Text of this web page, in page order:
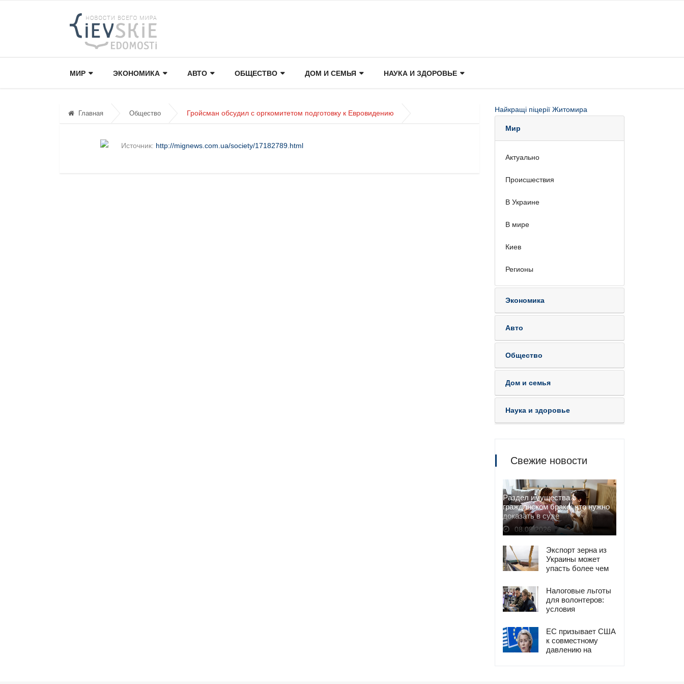
МИР ЭКОНОМИКА АВТО ОБЩЕСТВО ДОМ И СЕМЬЯ НАУКА И ЗДОРОВЬЕ
Главная Общество Гройсман обсудил с оргкомитетом подготовку к Евровидению
Источник: http://mignews.com.ua/society/17182789.html
Найкращі піцерії Житомира
Мир
Актуально
Происшествия
В Украине
В мире
Киев
Регионы
Экономика
Авто
Общество
Дом и семья
Наука и здоровье
Свежие новости
Раздел имущества в
гражданском браке: что нужно
доказать в суде
08.08.2026
Экспорт зерна из
Украины может
упасть более чем
РФ
Налоговые льготы
для волонтеров:
условия
налогов
ЕС призывает США
к совместному
давлению на